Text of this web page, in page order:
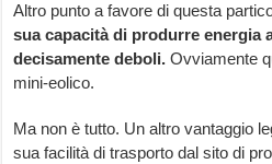
Altro punto a favore di questa
sua capacità di produrre energia
decisamente deboli. Ovviamente
mini-eolico.
Ma non è tutto. Un altro vantaggio
sua facilità di trasporto dal sito di